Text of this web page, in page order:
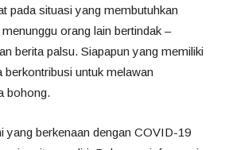
pada situasi yang membutuhkan
orang lain bertindak –
berita palsu. Siapapun yang memiliki
berkontribusi untuk melawan
bohong.
yang berkenaan dengan COVID-19